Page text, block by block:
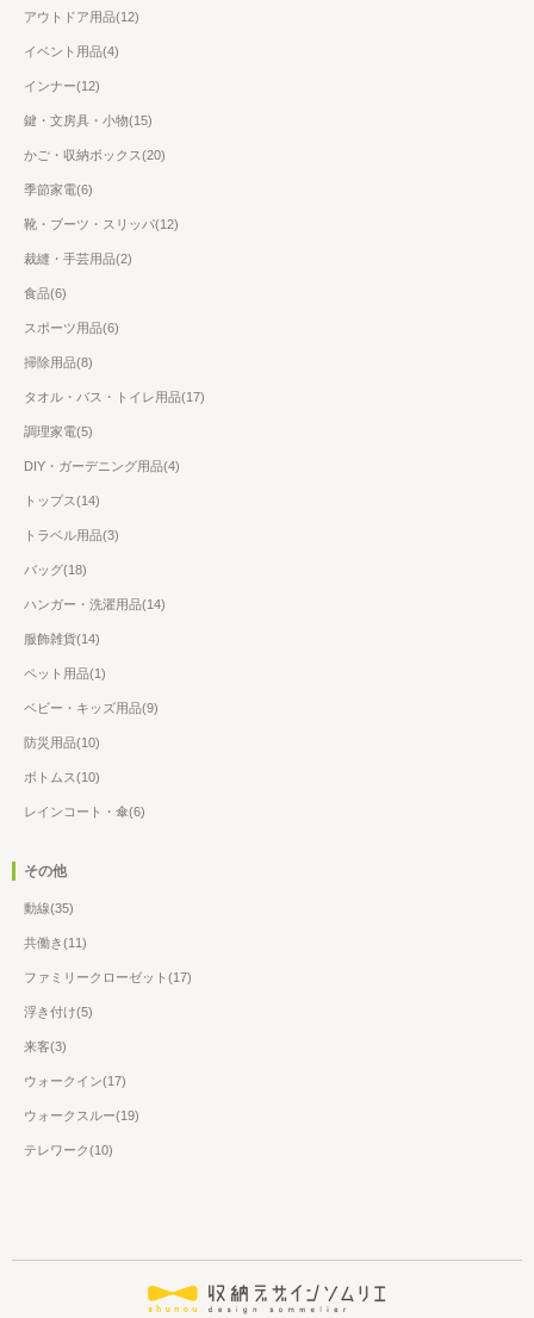
アウトドア用品(12)
イベント用品(4)
インナー(12)
鍵・文房具・小物(15)
かご・収納ボックス(20)
季節家電(6)
靴・ブーツ・スリッパ(12)
裁縫・手芸用品(2)
食品(6)
スポーツ用品(6)
掃除用品(8)
タオル・バス・トイレ用品(17)
調理家電(5)
DIY・ガーデニング用品(4)
トップス(14)
トラベル用品(3)
バッグ(18)
ハンガー・洗濯用品(14)
服飾雑貨(14)
ペット用品(1)
ベビー・キッズ用品(9)
防災用品(10)
ボトムス(10)
レインコート・傘(6)
その他
動線(35)
共働き(11)
ファミリークローゼット(17)
浮き付け(5)
来客(3)
ウォークイン(17)
ウォークスルー(19)
テレワーク(10)